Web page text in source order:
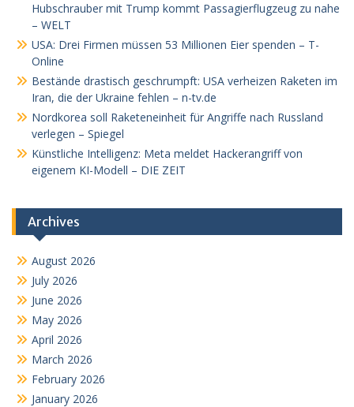
Hubschrauber mit Trump kommt Passagierflugzeug zu nahe
– WELT
USA: Drei Firmen müssen 53 Millionen Eier spenden – T-
Online
Bestände drastisch geschrumpft: USA verheizen Raketen im
Iran, die der Ukraine fehlen – n-tv.de
Nordkorea soll Raketeneinheit für Angriffe nach Russland
verlegen – Spiegel
Künstliche Intelligenz: Meta meldet Hackerangriff von
eigenem KI-Modell – DIE ZEIT
Archives
August 2026
July 2026
June 2026
May 2026
April 2026
March 2026
February 2026
January 2026